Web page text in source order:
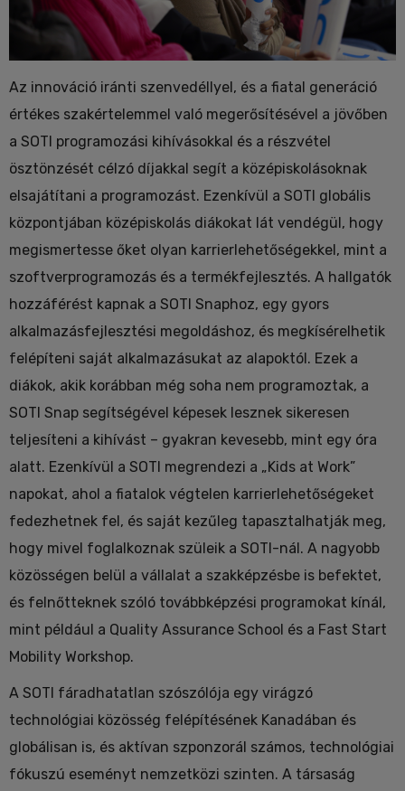
Az innováció iránti szenvedéllyel, és a fiatal generáció
értékes szakértelemmel való megerősítésével a jövőben
a SOTI programozási kihívásokkal és a részvétel
ösztönzését célzó díjakkal segít a középiskolásoknak
elsajátítani a programozást. Ezenkívül a SOTI globális
központjában középiskolás diákokat lát vendégül, hogy
megismertesse őket olyan karrierlehetőségekkel, mint a
szoftverprogramozás és a termékfejlesztés. A hallgatók
hozzáférést kapnak a SOTI Snaphoz, egy gyors
alkalmazásfejlesztési megoldáshoz, és megkísérelhetik
felépíteni saját alkalmazásukat az alapoktól. Ezek a
diákok, akik korábban még soha nem programoztak, a
SOTI Snap segítségével képesek lesznek sikeresen
teljesíteni a kihívást – gyakran kevesebb, mint egy óra
alatt. Ezenkívül a SOTI megrendezi a „Kids at Work”
napokat, ahol a fiatalok végtelen karrierlehetőségeket
fedezhetnek fel, és saját kezűleg tapasztalhatják meg,
hogy mivel foglalkoznak szüleik a SOTI-nál. A nagyobb
közösségen belül a vállalat a szakképzésbe is befektet,
és felnőtteknek szóló továbbképzési programokat kínál,
mint például a Quality Assurance School és a Fast Start
Mobility Workshop.
A SOTI fáradhatatlan szószólója egy virágzó
technológiai közösség felépítésének Kanadában és
globálisan is, és aktívan szponzorál számos, technológiai
fókuszú eseményt nemzetközi szinten. A társaság